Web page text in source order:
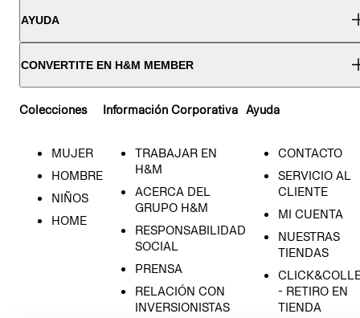
AYUDA
CONVERTITE EN H&M MEMBER
Colecciones
MUJER
HOMBRE
NIÑOS
HOME
Información Corporativa
TRABAJAR EN
H&M
ACERCA DEL
GRUPO H&M
RESPONSABILIDAD
SOCIAL
PRENSA
RELACIÓN CON
INVERSIONISTAS
Ayuda
CONTACTO
SERVICIO AL
CLIENTE
MI CUENTA
NUESTRAS
TIENDAS
- RETIRO EN
TIENDA